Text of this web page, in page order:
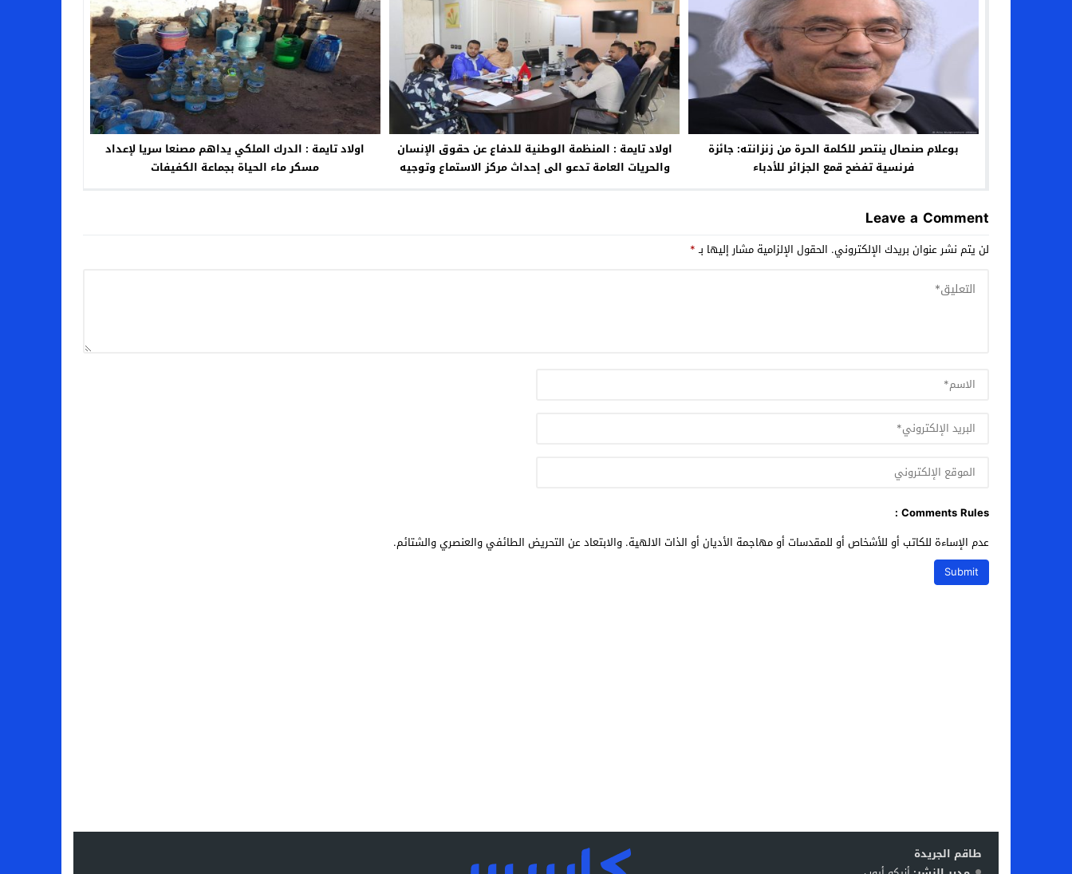
بوعلام صنصال ينتصر للكلمة الحرة من زنزانته: جائزة
فرنسية تفضح قمع الجزائر للأدباء
اولاد تايمة : المنظمة الوطنية للدفاع عن حقوق الإنسان
والحريات العامة تدعو الى إحداث مركز الاستماع وتوجيه
اولاد تايمة : الدرك الملكي يداهم مصنعا سريا لإعداد
مسكر ماء الحياة بجماعة الكفيفات
Leave a Comment
لن يتم نشر عنوان بريدك الإلكتروني. الحقول الإلزامية مشار إليها بـ*
Comments Rules :
عدم الإساءة للكاتب أو للأشخاص أو للمقدسات أو مهاجمة الأديان أو الذات الالهية. والابتعاد عن التحريض الطائفي والعنصري والشتائم.
طاقم الجريدة